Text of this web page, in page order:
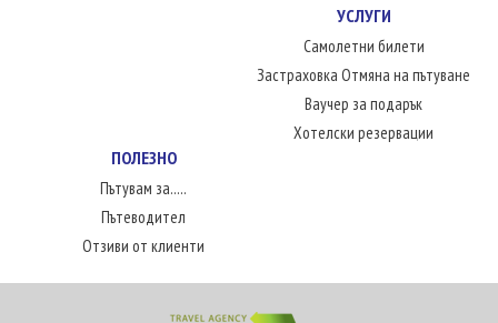
УСЛУГИ
Самолетни билети
Застраховка Отмяна на пътуване
Ваучер за подарък
Хотелски резервации
ПОЛЕЗНО
Пътувам за.....
Пътеводител
Отзиви от клиенти